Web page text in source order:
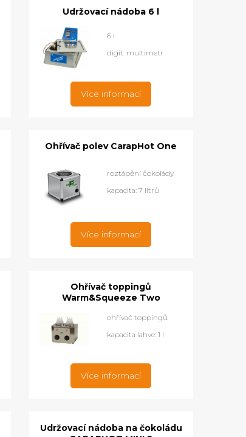
Udržovací nádoba 6 l
6 l
digit. multimetr
Více informací
Ohřívač polev CarapHot One
roztápění čokolády
kapacita: 7 litrů
Více informací
Ohřívač toppingů
Warm&Squeeze Two
ohřívač toppingů
kapacita lahve: 1 l
Více informací
Udržovací nádoba na čokoládu